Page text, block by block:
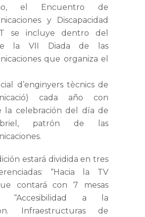
el Encuentro de
y Discapacidad
se incluye dentro del
la VII Diada de las
que organiza el
d’enginyers tècnics de
cada año con
la celebración del día de
patrón de las
estará dividida en tres
“Hacia la TV
contará con 7 mesas
“Accesibilidad a la
Infraestructuras de